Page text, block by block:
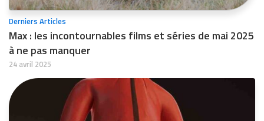
Derniers Articles
Max : les incontournables films et séries de mai 2025
à ne pas manquer
24 avril 2025